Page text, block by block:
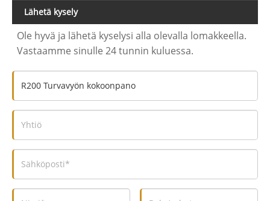
Lähetä kysely
Ole hyvä ja lähetä kyselysi alla olevalla lomakkeella.
Vastaamme sinulle 24 tunnin kuluessa.